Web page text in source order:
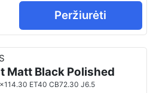
Peržiurėti
Matt Black Polished
ET40 CB72.30 J6.5